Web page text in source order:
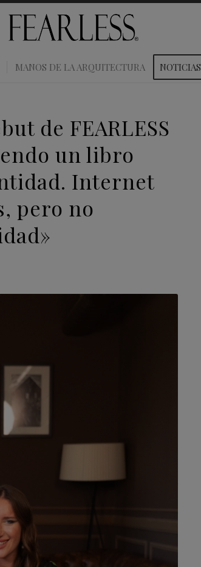
MANOS DE LA ARQUITECTURA NOTICIAS
de FEARLESS
un libro
Internet
pero no